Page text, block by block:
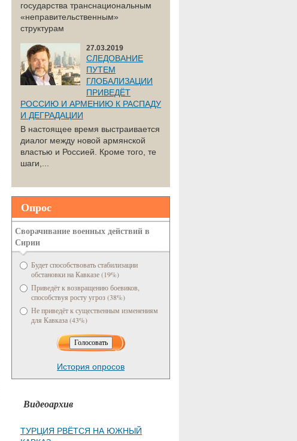
государства транснациональным
«неправительственным»
структурам
27.03.2019
СЛЕДОВАНИЕ
ПУТЕМ
ГЛОБАЛИЗАЦИИ
ПРИВЕДЁТ
РОССИЮ И АРМЕНИЮ К РАСПАДУ
И ДЕГРАДАЦИИ
В настоящее время выстраивается
диалог между новой армянской
властью и Россией. Кроме того, те
шаги,...
Опрос
Сворачивание военных действий в
Сирии
Будет способствовать стабилизации
обстановки на Кавказе (19%)
Приведёт к возвращению боевиков,
способствуя росту угроз (38%)
Не приведёт к существенным изменениям
для Кавказа (43%)
История опросов
Видеоархив
ТУРЦИЯ РВЁТСЯ НА ЮЖНЫЙ